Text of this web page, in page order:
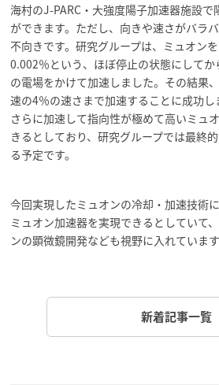
海村のJ-PARC・大強度陽子加速器施設で
ができます。ただし、向きや速さがバラ
不向きです。研究グループは、ミュオン
0.002％という、ほぼ停止の状態にして
の電場をかけて加速しました。その結果
速の4％の速さまで加速することに成功し
さらに加速して指向性が極めて高いミュ
きるとしており、研究グループでは最終
る予定です。
今回実現したミュオンの冷却・加速技術
ミュオン加速器を実現できるとしていて
ンの顕微鏡開発なども視野に入れています
新着記事一覧